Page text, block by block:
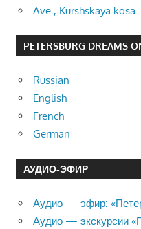
Ave , Kurshskaya
PETERSBURG DREAMS
Russian
English
French
German
АУДИО-ЭФИР
Аудио — эфир:
Аудио — экскурсии